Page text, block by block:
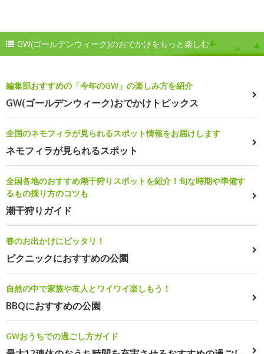
GW(ゴールデンウィーク)のおでかけをもっと楽しむ
編集部おすすめの「今年のGW」の楽しみ方を紹介
GW(ゴールデンウィーク)おでかけトピックス
全国のネモフィラが見られるスポット情報をお届けします
ネモフィラが見られるスポット
全国各地のおすすめ潮干狩りスポットを紹介！旬な時期や準備す
るもの採り方のコツも
潮干狩りガイド
春のお出かけにピッタリ！
ピクニックにおすすめの公園
自然の中で家族や友人とワイワイ楽しもう！
BBQにおすすめの公園
GWおうちでの過ごし方ガイド